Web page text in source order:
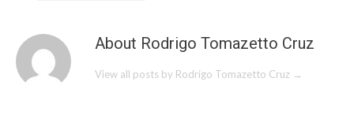
About Rodrigo Tomazetto Cruz
View all posts by Rodrigo Tomazetto Cruz →